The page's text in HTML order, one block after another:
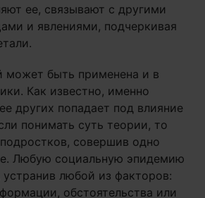
ее, связывают с другими
и явлениями, подчеркивая
может быть применена и в
Как известно, именно
других попадает под влияние
понимать суть теории, то
совершив одно
Любую социальную эпидемию
любой из факторов:
обстоятельства или